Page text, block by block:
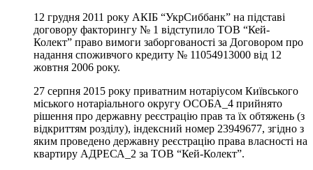
12 грудня 2011 року АКІБ “УкрСиббанк” на підставі
договору факторингу № 1 відступило ТОВ “Кей-
Колект” право вимоги заборгованості за Договором про
надання споживчого кредиту № 11054913000 від 12
жовтня 2006 року.
27 серпня 2015 року приватним нотаріусом Київського
міського нотаріального округу ОСОБА_4 прийнято
рішення про державну реєстрацію прав та їх обтяжень (з
відкриттям розділу), індексний номер 23949677, згідно з
яким проведено державну реєстрацію права власності на
квартиру АДРЕСА_2 за ТОВ “Кей-Колект”.